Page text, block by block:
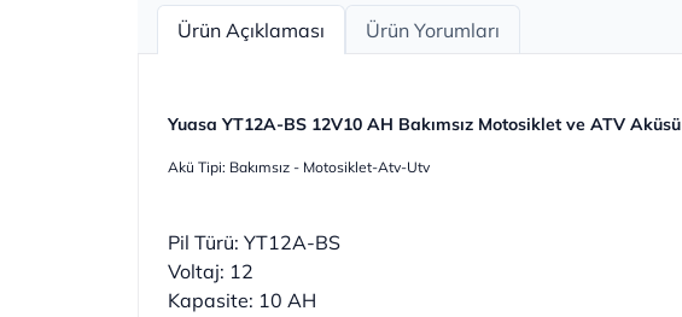
Ürün Açıklaması Ürün Yorumları
Yuasa YT12A-BS 12V10 AH Bakımsız Motosiklet ve ATV Aküsü
Akü Tipi: Bakımsız - Motosiklet-Atv-Utv
Pil Türü: YT12A-BS
Voltaj: 12
Kapasite: 10 AH